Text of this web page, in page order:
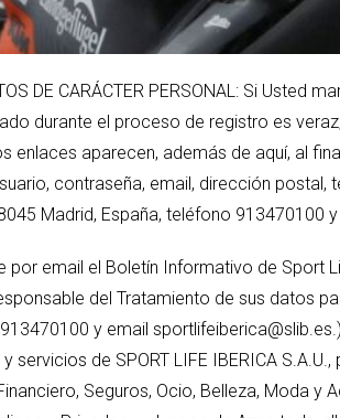
DE CARÁCTER PERSONAL: Si
durante el proceso de registro es
enlaces aparecen, además de aquí, al
contraseña, email, dirección
Madrid, España, teléfono 913470100
email el Boletín Informativo de
del Tratamiento de sus datos
y email
servicios de SPORT LIFE IBERICA
Seguros, Ocio, Belleza, Moda y